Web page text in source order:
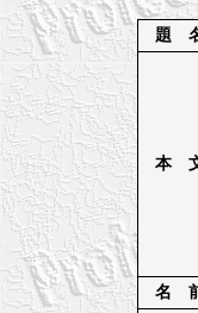
題
本
名